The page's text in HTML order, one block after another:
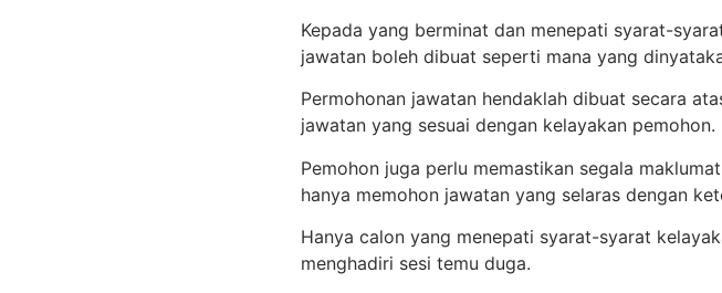
Kepada yang berminat dan menepati syarat-
jawatan boleh dibuat seperti mana yang
Permohonan jawatan hendaklah dibuat secara
jawatan yang sesuai dengan kelayakan pemohon.
Pemohon juga perlu memastikan segala
hanya memohon jawatan yang selaras dengan
Hanya calon yang menepati syarat-syarat
menghadiri sesi temu duga.